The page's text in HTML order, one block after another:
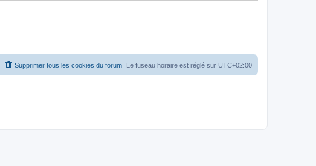
Le fuseau horaire est réglé sur UTC+02:00
Supprimer tous les cookies du forum